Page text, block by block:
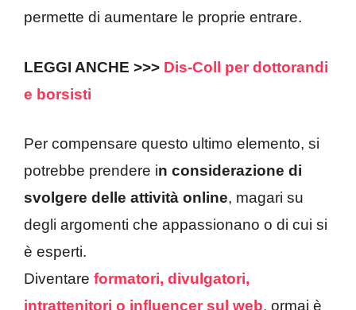
permette di aumentare le proprie entrare.
LEGGI ANCHE >>> Dis-Coll per dottorandi
e borsisti
Per compensare questo ultimo elemento, si
potrebbe prendere in considerazione di
svolgere delle attività online, magari su
degli argomenti che appassionano o di cui si
è esperti.
Diventare formatori, divulgatori,
intrattenitori o influencer sul web, ormai è